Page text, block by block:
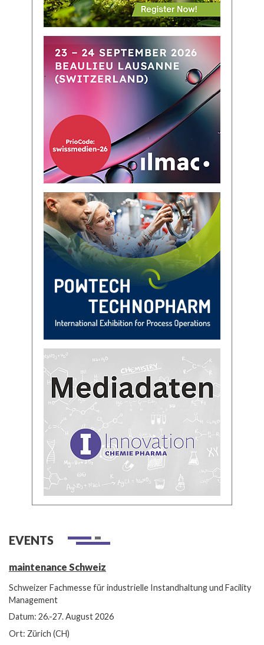
EVENTS
maintenance Schweiz
Schweizer Fachmesse für industrielle Instandhaltung und Facility
Management
Datum: 26.-27. August 2026
Ort: Zürich (CH)